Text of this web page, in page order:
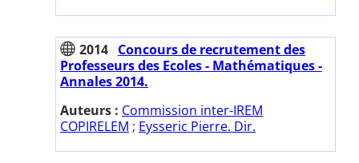
2014 Concours de recrutement des
Professeurs des Ecoles - Mathématiques -
Annales 2014.
Auteurs : Commission inter-IREM
COPIRELEM ; Eysseric Pierre. Dir.